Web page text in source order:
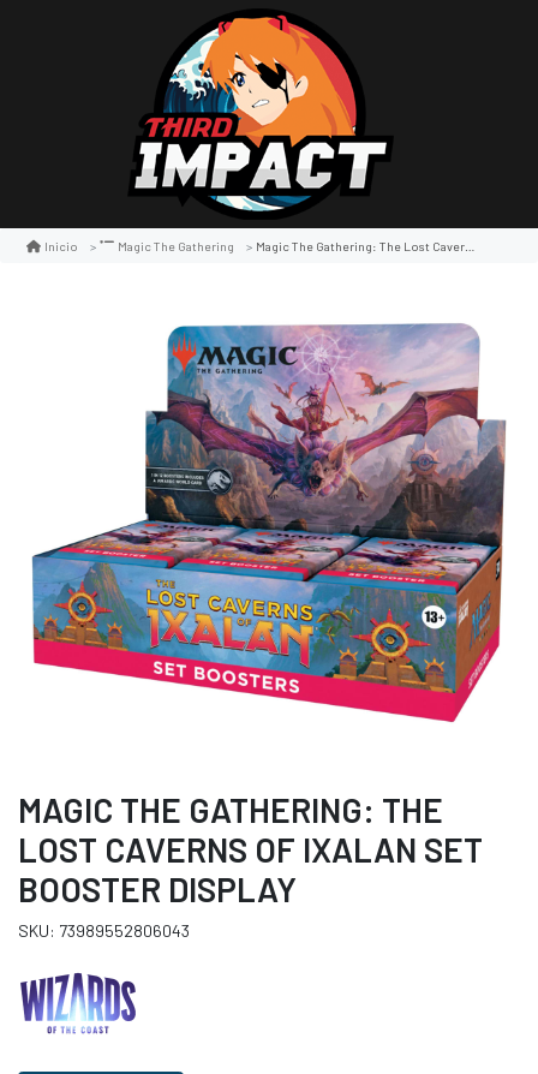
Inicio Magic The Gathering Magic The Gathering: The Lost Caverns Of Ixalan Set Booster Display
MAGIC THE GATHERING: THE
LOST CAVERNS OF IXALAN SET
BOOSTER DISPLAY
SKU: 73989552806043